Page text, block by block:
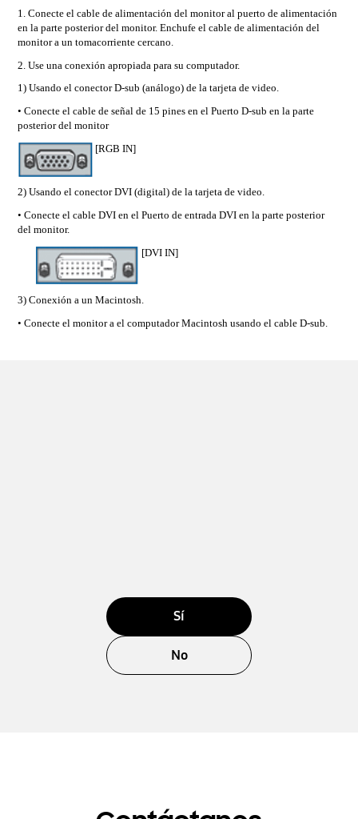
1. Conecte el cable de alimentación del monitor al puerto de alimentación
en la parte posterior del monitor. Enchufe el cable de alimentación del
monitor a un tomacorriente cercano.
2. Use una conexión apropiada para su computador.
1) Usando el conector D-sub (análogo) de la tarjeta de video.
• Conecte el cable de señal de 15 pines en el Puerto D-sub en la parte
posterior del monitor
[RGB IN]
2) Usando el conector DVI (digital) de la tarjeta de video.
• Conecte el cable DVI en el Puerto de entrada DVI en la parte posterior
del monitor.
[DVI IN]
3) Conexión a un Macintosh.
• Conecte el monitor a el computador Macintosh usando el cable D-sub.
Sí
No